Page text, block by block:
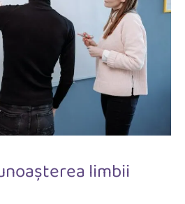
limbii